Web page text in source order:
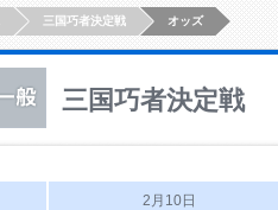
三国巧者決定戦 オッズ
三国巧者決定戦
2月10日